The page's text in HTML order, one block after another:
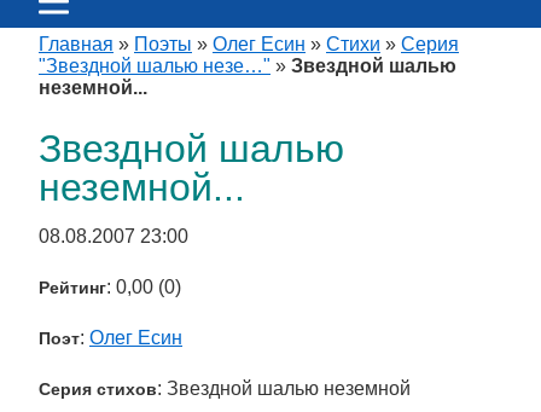
Главная » Поэты » Олег Есин » Стихи » Серия
"Звездной шалью незе…" » Звездной шалью
неземной...
Звездной шалью
неземной...
08.08.2007 23:00
Рейтинг: 0,00 (0)
Поэт: Олег Есин
Серия стихов: Звездной шалью неземной